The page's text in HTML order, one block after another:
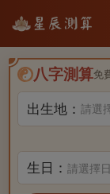
八字測算免
出生地：請選
生日：請選擇